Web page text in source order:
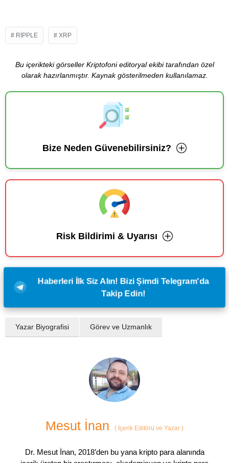
RIPPLE XRP
Bu içerikteki görseller Kriptofoni editoryal ekibi tarafından özel
olarak hazırlanmıştır. Kaynak gösterilmeden kullanılamaz.
Bize Neden Güvenebilirsiniz?
Risk Bildirimi & Uyarısı
Haberleri İlk Siz Alın! Bizi Şimdi Telegram'da
Takip Edin!
Yazar Biyografisi Görev ve Uzmanlık
Mesut İnan ( İçerik Editörü ve Yazar )
Dr. Mesut İnan, 2018’den bu yana kripto para alanında